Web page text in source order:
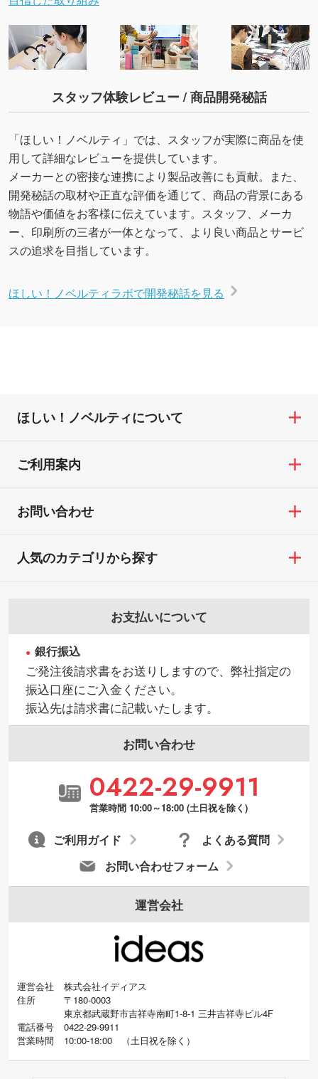
スタッフ体験レビュー / 商品開発秘話
「ほしい！ノベルティ」では、スタッフが実際に商品を使
用して詳細なレビューを提供しています。
メーカーとの密接な連携により製品改善にも貢献。また、
開発秘話の取材や正直な評価を通じて、商品の背景にある
物語や価値をお客様に伝えています。スタッフ、メーカ
ー、印刷所の三者が一体となって、より良い商品とサービ
スの追求を目指しています。
ほしい！ノベルティラボで開発秘話を見る
ほしい！ノベルティについて
ご利用案内
お問い合わせ
お支払いについて
銀行振込
ご発注後請求書をお送りしますので、弊社指定の
振込口座にご入金ください。
振込先は請求書に記載いたします。
お問い合わせ
0422-29-9911
営業時間 10:00～18:00 (土日祝を除く)
お問い合わせフォーム
よくある質問
ご利用ガイド
運営会社
運営会社
株式会社イディアス
住所
〒180-0003
東京都武蔵野市吉祥寺南町1-8-1 三井吉祥寺ビル4F
電話番号
0422-29-9911
営業時間
10:00-18:00 （土日祝を除く）
人気のカテゴリから探す